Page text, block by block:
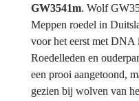
GW3541m. Wolf
Meppen roedel in
voor het eerst met DNA
Roedelleden en
een prooi aangetoond,
gezien bij wolven van